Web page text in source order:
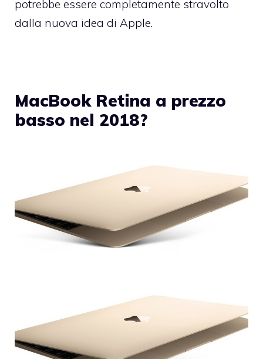
potrebbe essere completamente stravolto
dalla nuova idea di Apple.
MacBook Retina a prezzo
basso nel 2018?